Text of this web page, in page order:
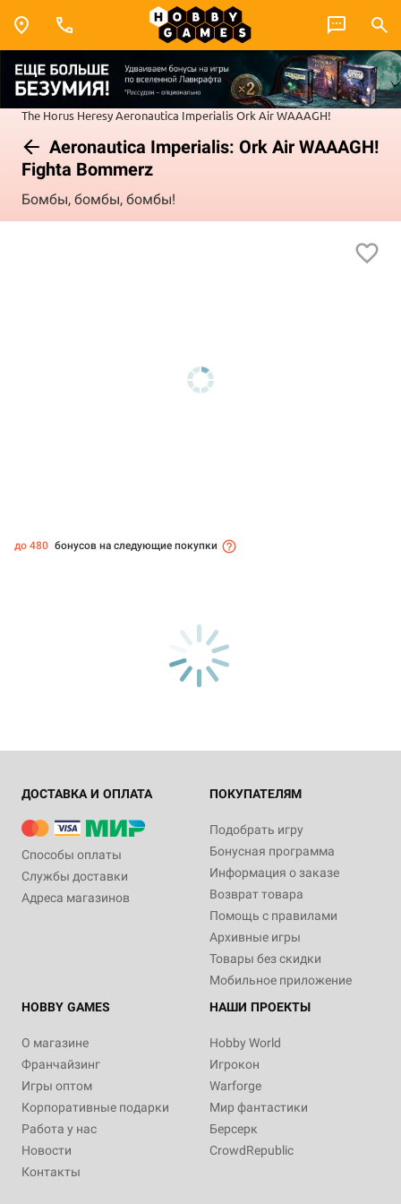
The Horus HeresyAeronautica ImperialisOrk Air WAAAGH!
Aeronautica Imperialis: Ork Air WAAAGH!
Fighta Bommerz
Бомбы, бомбы, бомбы!
до 480 бонусов на следующие покупки
ДОСТАВКА И ОПЛАТА
Способы оплаты
Службы доставки
Адреса магазинов
ПОКУПАТЕЛЯМ
Подобрать игру
Бонусная программа
Информация о заказе
Возврат товара
Помощь с правилами
Архивные игры
Товары без скидки
Мобильное приложение
HOBBY GAMES
О магазине
Франчайзинг
Игры оптом
Корпоративные подарки
Работа у нас
Новости
Контакты
НАШИ ПРОЕКТЫ
Hobby World
Игрокон
Warforge
Мир фантастики
Берсерк
CrowdRepublic